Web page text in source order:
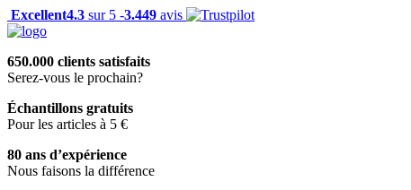
Excellent4.3 sur 5 -3.449 avis
650.000 clients satisfaits
Serez-vous le prochain?
Échantillons gratuits
Pour les articles à 5 €
80 ans d’expérience
Nous faisons la différence